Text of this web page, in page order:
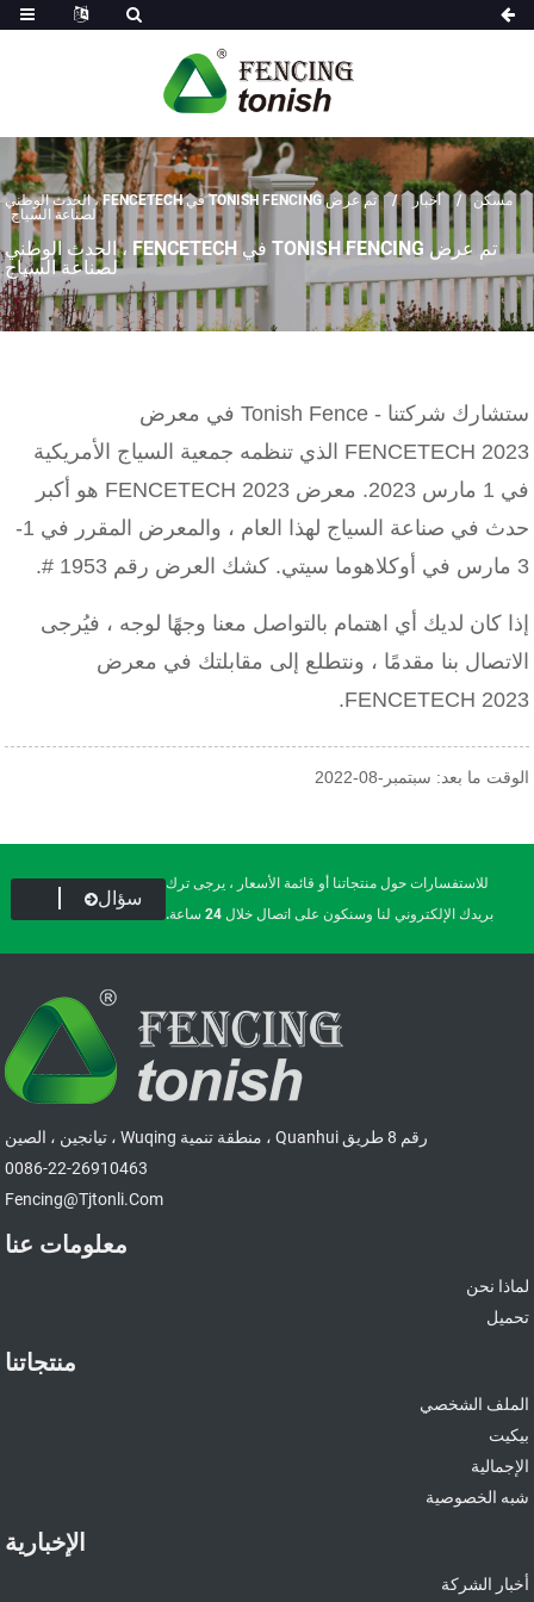
مسكن أخبار
تم عرض TONISH FENCING في FENCETECH ، الحدث الوطني
لصناعة السياج
تم عرض TONISH FENCING في FENCETECH ، الحدث الوطني
لصناعة السياج
ستشارك شركتنا - Tonish Fence في معرض
FENCETECH 2023 الذي تنظمه جمعية السياج الأمريكية
في 1 مارس 2023. معرض FENCETECH 2023 هو أكبر
حدث في صناعة السياج لهذا العام ، والمعرض المقرر في 1-
3 مارس في أوكلاهوما سيتي. كشك العرض رقم 1953 #.
إذا كان لديك أي اهتمام بالتواصل معنا وجهًا لوجه ، فيُرجى
الاتصال بنا مقدمًا ، ونتطلع إلى مقابلتك في معرض
FENCETECH 2023.
الوقت ما بعد: سبتمبر-08-2022
للاستفسارات حول منتجاتنا أو قائمة الأسعار ، يرجى ترك
بريدك الإلكتروني لنا وسنكون على اتصال خلال 24 ساعة.
سؤال
رقم 8 طريق Quanhui ، منطقة تنمية Wuqing ، تيانجين ، الصين
0086-22-26910463
Fencing@tjtonli.com
معلومات عنا
لماذا نحن
تحميل
منتجاتنا
الملف الشخصي
بيكيت
الإجمالية
شبه الخصوصية
الإخبارية
أخبار الشركة